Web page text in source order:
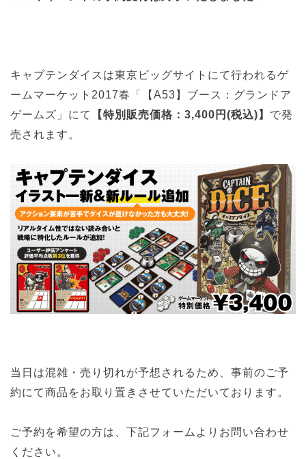
キャプテンダイスは東京ビッグサイトにて行われるゲ
ームマーケット2017春「【A53】ブース：グランドア
ゲームズ」にて
【特別販売価格：3,400円(税込)】 で発
売されます。
当日は混雑・売り切れが予想されるため、事前のご予
約にて商品をお取り置きさせていただいております。
ご予約を希望の方は、下記フォームよりお問い合わせ
ください。